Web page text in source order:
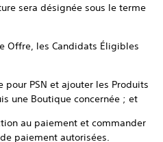
sera désignée sous le terme
Offre, les Candidats Éligibles
PSN et ajouter les Produits
une Boutique concernée ; et
au paiement et commander
paiement autorisées.